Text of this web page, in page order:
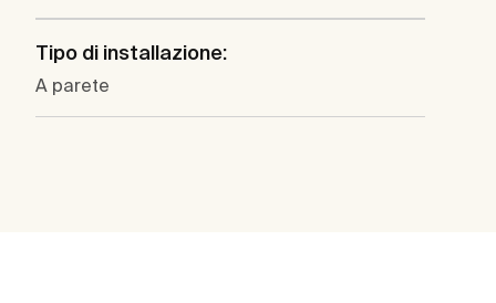
Tipo di installazione:
A parete